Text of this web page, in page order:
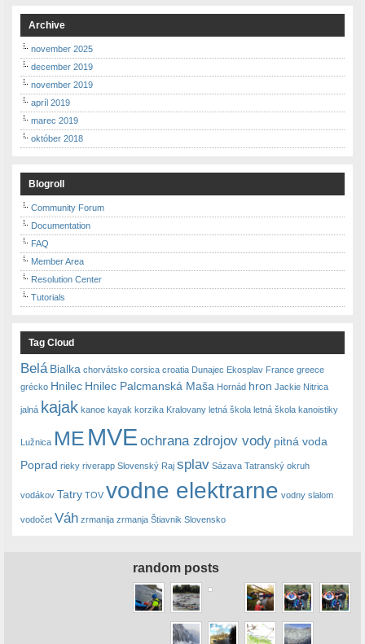
Archive
november 2025
december 2019
november 2019
apríl 2019
marec 2019
október 2018
Blogroll
Community Forum
Documentation
FAQ
Member Area
Resolution Center
Tutorials
Tag Cloud
Belá Bialka chorvátsko corsica croatia Dunajec Ekosplav France greece
grécko Hnilec Hnilec Palcmanská Maša Hornád hron Jackie Nitrica
jalná kajak kanoe kayak korzika Kralovany letná škola letná škola kanoistiky
Lužnica ME MVE ochrana zdrojov vody pitná voda
Poprad rieky riverapp Slovenský Raj splav Sázava Tatranský okruh
vodákov Tatry TOV vodne elektrarne vodny slalom
vodočet Váh zrmanija zrmanja Štiavnik Slovensko
random posts